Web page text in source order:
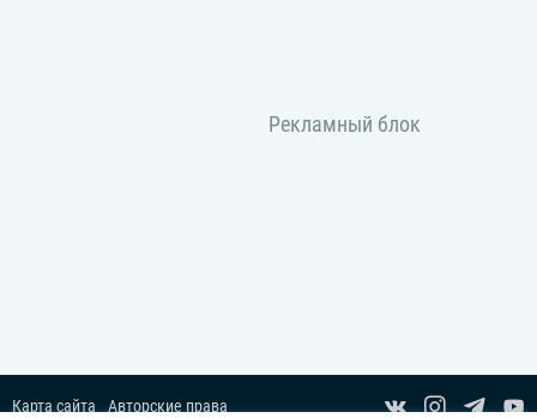
Карта сайта
Авторские права